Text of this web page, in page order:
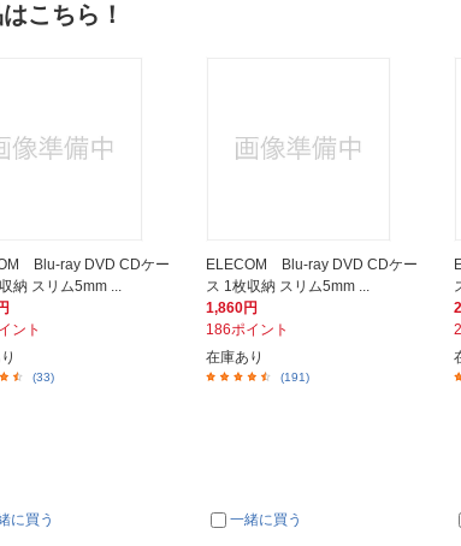
こちら！
Blu-ray DVD CDケー
納 スリム5mm ...
ント
(33)
に買う
ELECOM Blu-ray DVD CDケー
ス 1枚収納 スリム5mm ...
1,860円
186ポイント
在庫あり
(191)
一緒に買う